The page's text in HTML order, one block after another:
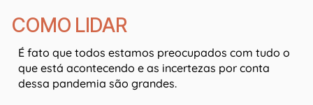
COMO LIDAR
É fato que todos estamos preocupados com tudo o
que está acontecendo e as incertezas por conta
dessa pandemia são grandes.